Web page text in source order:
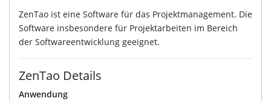
ZenTao ist eine Software für das Projektmanagement. Die
Software insbesondere für Projektarbeiten im Bereich
der Softwareentwicklung geeignet.
ZenTao Details
Anwendung